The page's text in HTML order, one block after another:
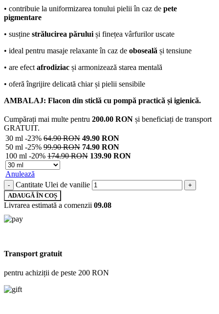
• contribuie la uniformizarea tonului pielii în caz de pete
pigmentare
• susține strălucirea părului și finețea vârfurilor uscate
• ideal pentru masaje relaxante în caz de oboseală și tensiune
• are efect afrodiziac și armonizează starea mentală
• oferă îngrijire delicată chiar și pielii sensibile
AMBALAJ: Flacon din sticlă cu pompă practică și igienică.
Cumpărați mai multe pentru 200.00 RON și beneficiați de transport
GRATUIT.
30 ml -23% 64.90RON 49.90 RON
50 ml -25% 99.90RON 74.90 RON
100 ml -20% 174.90RON 139.90 RON
Anulează
Cantitate Ulei de vanilie
ADAUGĂ ÎN COȘ
Livrarea estimată a comenzii 09.08
Transport gratuit
pentru achiziții de peste 200 RON